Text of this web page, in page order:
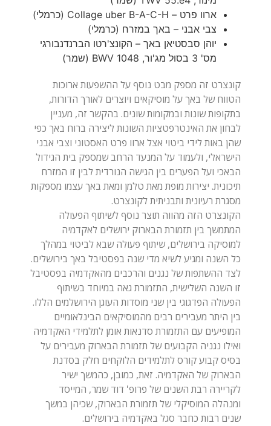
ארוו פרט – Collage uber B-A-C-H (כרמלי)
צבי אבני – באך במזרח (כרמלי)
יוהן סבסטיאן באך – הקונצ'רטו הברנדנבורגי
מס' 3 בסול מג'ור, BWV 1048 (שמר)
קונצרט זה מספק מבט נוסף על ההשפעות ארוכות
הטווח של באך על מוסיקאים ויוצרים לאורך הדורות,
בתקופות שונות ובמקומות שונים. בהקשר זה, מעניין
לבחון את האינטרפטציות השונות ליצירה ברוח באך כפי
שהן באות לידי ביטוי אצל ארוו פרט האסטוני וצבי אבני
הישראלי, ולעמוד על המנעד הרחב שמספק בית הגידול
הבאכי ועל הפערים בין הגישה הנורדית לבין זו המזרח
תיכונית. יצירות מופת מאת טלמן ומאת באך עצמו מספקות
הקונצרט הזה מהווה תוצר נוסף לשיתוף הפעולה
המתמשך בין תזמורת הבארוק ירושלים לאקדמיה
למוסיקה בירושלים, שיתוף פעולה שבא לביטוי במהלך
כל השנה ומגיע לשיא מדי שנה בפסטיבל באך בירושלים.
לצד ההשתפות של נגנים והרכבים מהאקדמיה בפסטיבל
זו השנה השלישית, התזמורת גאה במיוחד בשיתוף
הפעולה הפדגוגי בין שני מוסדות העוגן הירושלמים הללו.
בין היתר מעבירים רבים מהמוסיקאים הבינלאומיים
המופיעים עם התזמורת סדנאות אומן לתלמידי האקדמיה
ואילו נגניה הקבועים של תזמורת הבארוק מעבירים על
בסיס קבוע קורס לתלמידים הלוקחים חלק בסדנת
הבארוק של האקדמיה. זאת, כמובן, כהמשך ישיר
לקריירה רבת השנים של פרופ' דוד שמר, המייסד
ומנהלה המוסיקלי של תזמורת הבארוק, שכיהן במשך
שנים רבות כחבר סגל באקדמיה בירושלים.